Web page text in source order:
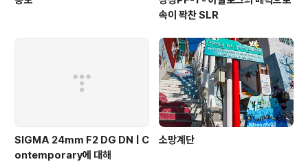
속이 꽉찬 SLR
SIGMA 24mm F2 DG DN | C
ontemporary에 대해
소망계단